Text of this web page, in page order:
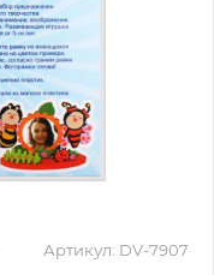
Артикул: DV-7907